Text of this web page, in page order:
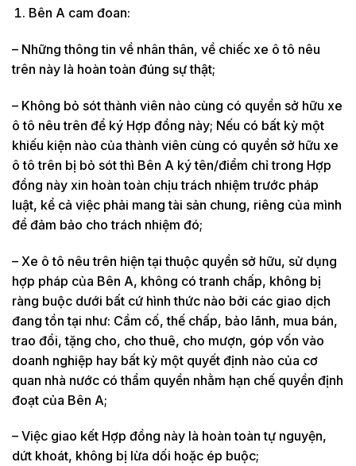
Bên A cam đoan:
– Những thông tin về nhân thân, về chiếc xe ô tô nêu
trên này là hoàn toàn đúng sự thật;
– Không bỏ sót thành viên nào cùng có quyền sở hữu xe
ô tô nêu trên để ký Hợp đồng này; Nếu có bất kỳ một
khiếu kiện nào của thành viên cùng có quyền sở hữu xe
ô tô trên bị bỏ sót thì Bên A ký tên/điểm chỉ trong Hợp
đồng này xin hoàn toàn chịu trách nhiệm trước pháp
luật, kể cả việc phải mang tài sản chung, riêng của mình
để đảm bảo cho trách nhiệm đó;
– Xe ô tô nêu trên hiện tại thuộc quyền sở hữu, sử dụng
hợp pháp của Bên A, không có tranh chấp, không bị
ràng buộc d­ưới bất cứ hình thức nào bởi các giao dịch
đang tồn tại như: Cầm cố, thế chấp, bảo lãnh, mua bán,
trao đổi, tặng cho, cho thuê, cho mượn, góp vốn vào
doanh nghiệp hay bất kỳ một quyết định nào của cơ
quan nhà n­ước có thẩm quyền nhằm hạn chế quyền định
đoạt của Bên A;
– Việc giao kết Hợp đồng này là hoàn toàn tự nguyện,
dứt khoát, không bị lừa dối hoặc ép buộc;